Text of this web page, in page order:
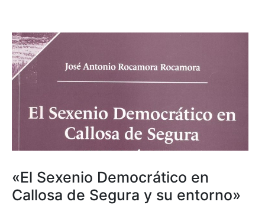
«El Sexenio Democrático en
Callosa de Segura y su entorno»